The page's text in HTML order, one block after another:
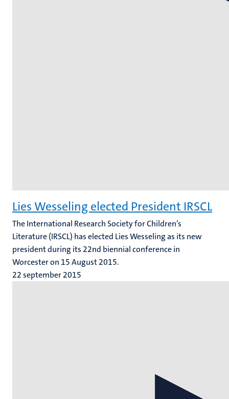
Lies Wesseling elected President IRSCL
The International Research Society for Children’s
Literature (IRSCL) has elected Lies Wesseling as its new
president during its 22nd biennial conference in
Worcester on 15 August 2015.
22 september 2015